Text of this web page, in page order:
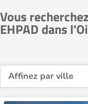
Vous
EHPAD dans
Affinez par ville